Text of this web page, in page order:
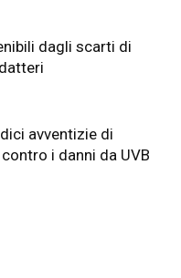
dagli scarti di
avventizie di
i danni da UVB